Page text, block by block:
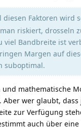
diesen Faktoren wird
riskiert, drosseln
viel Bandbreite ist
Margen auf
suboptimal.
und mathematische
Aber wer glaubt,
zur Verfügung
auch über eine